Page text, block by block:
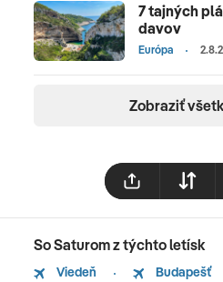
7 tajných
davov
Európa
Zobraziť
So Saturom z týchto letísk
Viedeň Budapešť